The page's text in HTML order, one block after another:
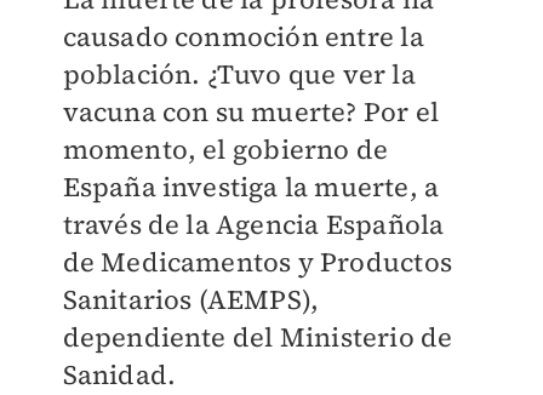
causado conmoción entre la
población. ¿Tuvo que ver la
vacuna con su muerte? Por el
momento, el gobierno de
España investiga la muerte, a
través de la Agencia Española
de Medicamentos y Productos
Sanitarios (AEMPS),
dependiente del Ministerio de
Sanidad.